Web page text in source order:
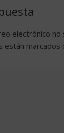
electrónico no
están marcados